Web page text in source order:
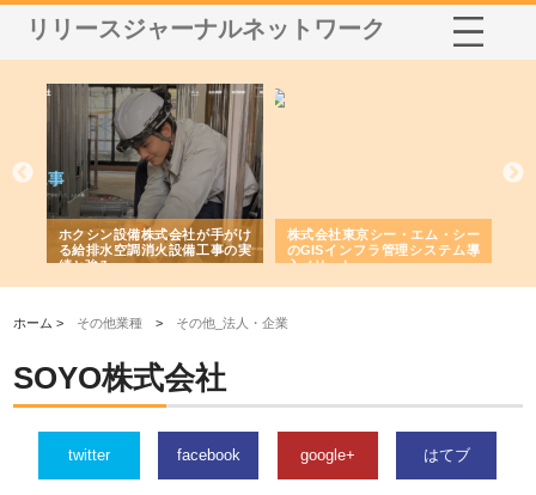
リリースジャーナルネットワーク
ホクシン設備株式会社が手がけ
る給排水空調消火設備工事の実
績と強み
株式会社東京シー・エム・シー
のGISインフラ管理システム導
入メリット
ホーム > その他業種 > その他_法人・企業
SOYO株式会社
twitter facebook google+ はてブ